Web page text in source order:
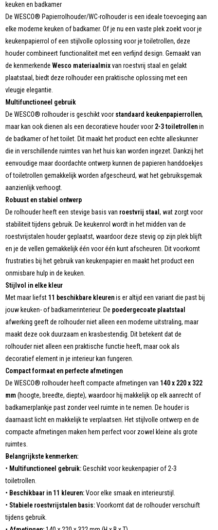
keuken en badkamer
De WESCO® Papierrolhouder/WC-rolhouder is een ideale toevoeging aan
elke moderne keuken of badkamer. Of je nu een vaste plek zoekt voor je
keukenpapierrol of een stijlvolle oplossing voor je toiletrollen, deze
houder combineert functionaliteit met een verfijnd design. Gemaakt van
de kenmerkendeWesco materiaalmixvan roestvrij staal en gelakt
plaatstaal, biedt deze rolhouder een praktische oplossing met een
vleugje elegantie.
Multifunctioneel gebruik
De WESCO® rolhouder is geschikt voor standaard keukenpapierrollen,
maar kan ook dienen als een decoratieve houder voor 2-3 toiletrollenin
de badkamer of het toilet. Dit maakt het product een echte alleskunner
die in verschillende ruimtes van het huis kan worden ingezet. Dankzij het
eenvoudige maar doordachte ontwerp kunnen de papieren handdoekjes
of toiletrollen gemakkelijk worden afgescheurd, wat het gebruiksgemak
aanzienlijk verhoogt.
Robuust en stabiel ontwerp
De rolhouder heeft een stevige basis van roestvrij staal, wat zorgt voor
stabiliteit tijdens gebruik. De keukenrol wordt in het midden van de
roestvrijstalen houder geplaatst, waardoor deze stevig op zijn plek blijft
en je de vellen gemakkelijk één voor één kunt afscheuren. Dit voorkomt
frustraties bij het gebruik van keukenpapier en maakt het product een
onmisbare hulp in de keuken.
Stijlvol in elke kleur
Met maar liefst 11 beschikbare kleurenis er altijd een variant die past bij
jouw keuken- of badkamerinterieur. De poedergecoate plaatstaal
afwerking geeft de rolhouder niet alleen een moderne uitstraling, maar
maakt deze ook duurzaam en krasbestendig. Dit betekent dat de
rolhouder niet alleen een praktische functie heeft, maar ook als
decoratief element in je interieur kan fungeren.
Compact formaat en perfecte afmetingen
De WESCO® rolhouder heeft compacte afmetingen van 140 x 220 x 322
mm (hoogte, breedte, diepte), waardoor hij makkelijk op elk aanrecht of
badkamerplankje past zonder veel ruimte in te nemen. De houder is
daarnaast licht en makkelijk te verplaatsen. Het stijlvolle ontwerp en de
compacte afmetingen maken hem perfect voor zowel kleine als grote
ruimtes.
Belangrijkste kenmerken:
• Multifunctioneel gebruik:Geschikt voor keukenpapier of 2-3
toiletrollen.
• Beschikbaar in 11 kleuren:Voor elke smaak en interieurstijl.
• Stabiele roestvrijstalen basis:Voorkomt dat de rolhouder verschuift
tijdens gebruik.